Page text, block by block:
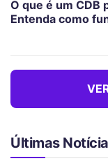
O que é um CDB
Entenda como
Últimas